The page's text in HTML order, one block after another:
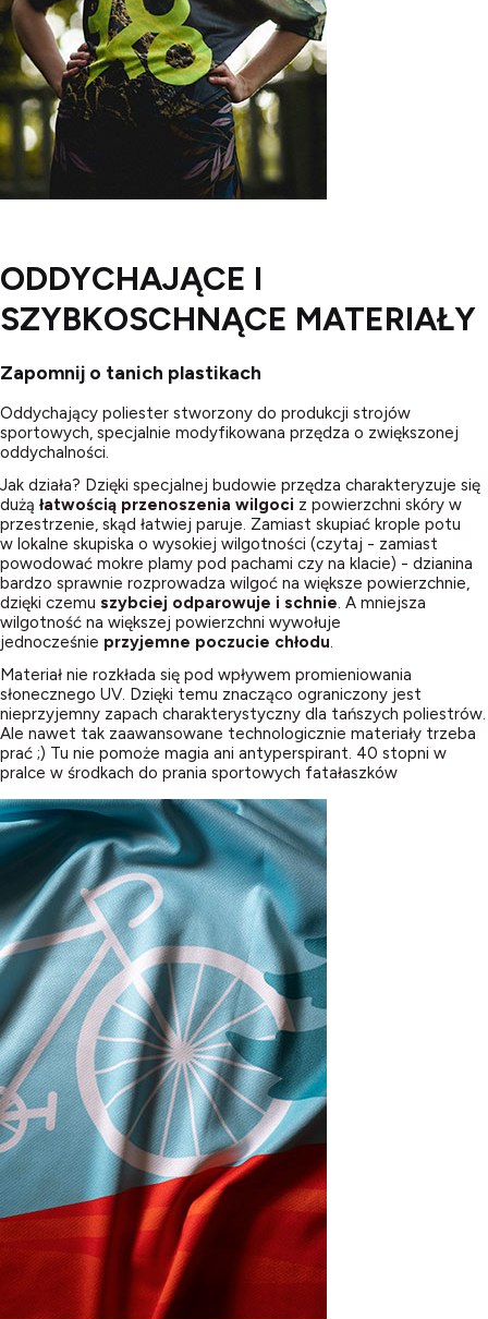
ODDYCHAJĄCE I
SZYBKOSCHNĄCE MATERIAŁY
Zapomnij o tanich plastikach
Oddychający poliester stworzony do produkcji strojów
sportowych, specjalnie modyfikowana przędza o zwiększonej
oddychalności.
Jak działa? Dzięki specjalnej budowie przędza charakteryzuje się
dużą łatwością przenoszenia wilgoci z powierzchni skóry w
przestrzenie, skąd łatwiej paruje. Zamiast skupiać krople potu
w lokalne skupiska o wysokiej wilgotności (czytaj - zamiast
powodować mokre plamy pod pachami czy na klacie) - dzianina
bardzo sprawnie rozprowadza wilgoć na większe powierzchnie,
dzięki czemu szybciej odparowuje i schnie. A mniejsza
wilgotność na większej powierzchni wywołuje
jednocześnie przyjemne poczucie chłodu.
Materiał nie rozkłada się pod wpływem promieniowania
słonecznego UV. Dzięki temu znacząco ograniczony jest
nieprzyjemny zapach charakterystyczny dla tańszych poliestrów.
Ale nawet tak zaawansowane technologicznie materiały trzeba
prać ;) Tu nie pomoże magia ani antyperspirant. 40 stopni w
pralce w środkach do prania sportowych fatałaszków